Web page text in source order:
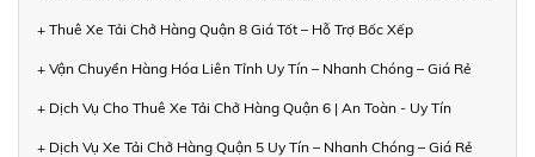
+ Thuê Xe Tải Chở Hàng Quận 8 Giá Tốt – Hỗ Trợ Bốc Xếp
+ Vận Chuyển Hàng Hóa Liên Tỉnh Uy Tín – Nhanh Chóng – Giá Rẻ
+ Dịch Vụ Cho Thuê Xe Tải Chở Hàng Quận 6 | An Toàn - Uy Tín
+ Dịch Vụ Xe Tải Chở Hàng Quận 5 Uy Tín – Nhanh Chóng – Giá Rẻ